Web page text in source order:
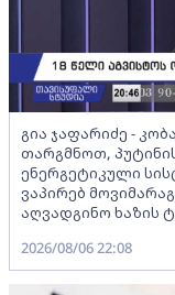
გია ჯაფარიძე -
თარგმნოთ,
ენერგეტიკული
ვაპირებ
აღვადგინო ხაზის
2026/08/06 22:08